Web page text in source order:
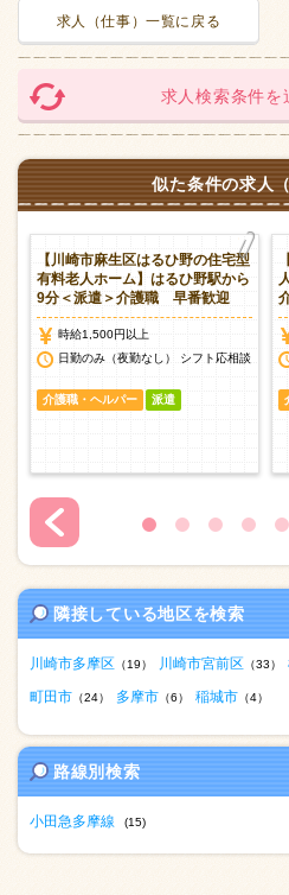
求人（仕事）一覧に戻る
求人検索条件を
似た条件の求人
【川崎市麻生区はるひ野の住宅型
有料老人ホーム】はるひ野駅から
9分＜派遣＞介護職 早番歓迎
時給1,500円以上
日勤のみ（夜勤なし） シフト応相談
介護職・ヘルパー 派遣
隣接している地区を検索
川崎市多摩区 （19） 川崎市宮前区 （33）
町田市 （24） 多摩市 （6） 稲城市 （4）
路線別検索
小田急多摩線 (15)